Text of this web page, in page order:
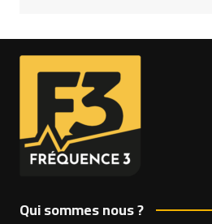
Qui sommes nous ?